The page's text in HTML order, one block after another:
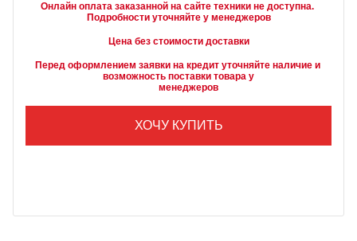
Онлайн оплата заказанной на сайте техники не доступна.
Подробности уточняйте у менеджеров
Цена без стоимости доставки
Перед оформлением заявки на кредит уточняйте наличие и
возможность поставки товара у
        менеджеров
ХОЧУ КУПИТЬ